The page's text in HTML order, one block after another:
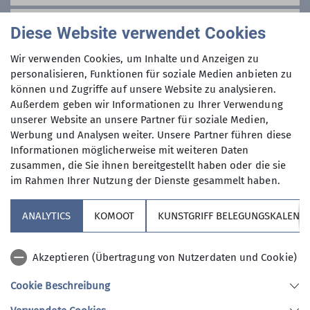
Alpen, Mittelgebirgen oder auch
Zuhause.
Hütten, als Tages- oder
Mehrtagestouren, als Gipfeltouren
oder Überschreitungen, von leicht bis
schwierig.
Wichtig sind uns dabei gemeinsame
Erlebnisse in der Natur und der risiko-
und umweltbewusste Umgang damit.
Fotos und Berichte vergangener
Touren siehe: Rückblick
Wir treffen uns im Winterhalbjahr
und anschließenden Beisammensein
entstehen auch kurzfristige
Preis
Maximale Teilnehmeranzahl
10
Sektion
Diese Website verwendet Cookies
Wir verwenden Cookies, um Inhalte und Anzeigen zu
personalisieren, Funktionen für soziale Medien anbieten zu
können und Zugriffe auf unsere Website zu analysieren.
Außerdem geben wir Informationen zu Ihrer Verwendung
unserer Website an unsere Partner für soziale Medien,
Werbung und Analysen weiter. Unsere Partner führen diese
Informationen möglicherweise mit weiteren Daten
zusammen, die Sie ihnen bereitgestellt haben oder die sie
im Rahmen Ihrer Nutzung der Dienste gesammelt haben.
ANALYTICS KOMOOT KUNSTGRIFF
Akzeptieren (Übertragung von Nutzerdaten und Cookie)
Cookie Beschreibung